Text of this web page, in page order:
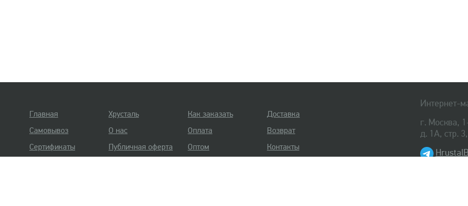
Интернет-
г. Москва,
д. 1А, стр.
Главная Хрусталь Как заказать
Доставка
Самовывоз
О нас Оплата
Возврат
Сертификаты
Публичная оферта Оптом Контакты